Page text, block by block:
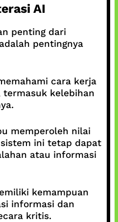
AI
penting dari
pentingnya
cara kerja
kelebihan
memperoleh nilai
ini tetap dapat
atau informasi
kemampuan
informasi dan
kritis.